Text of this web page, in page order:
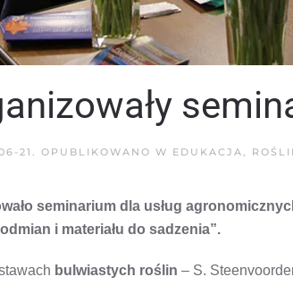
21 . OPUBLIKOWANO W EDUKACJA,
seminarium dla usług
i materiału do sadzenia”.
bulwiastych roślin – S.